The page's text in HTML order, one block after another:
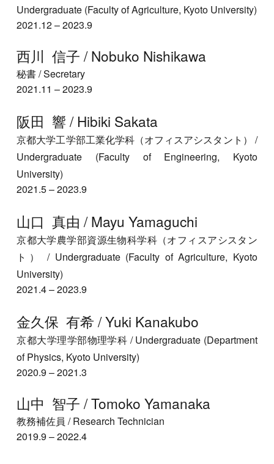
Undergraduate (Faculty of Agriculture, Kyoto University)
2021.12–2023.9
西川 信子 / Nobuko Nishikawa
秘書/ Secretary
2021.11 –2023.9
阪田 響 / Hibiki Sakata
京都大学工学部工業化学科（オフィスアシスタント） /
Undergraduate (Faculty of Engineering, Kyoto
University)
2021.5–2023.9
山口 真由 /Mayu Yamaguchi
京都大学農学部資源生物科学科（オフィスアシスタン
ト）
/ Undergraduate (Faculty ofAgriculture, Kyoto
University)
2021.4–2023.9
金久保 有希 /Yuki Kanakubo
京都大学理学部物理学科 / Undergraduate (Department
of Physics, Kyoto University)
2020.9–2021.3
山中 智子 / Tomoko Yamanaka
教務補佐員 / Research Technician
2019.9–2022.4